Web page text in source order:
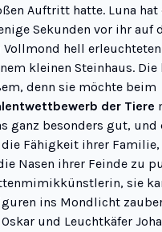
Auftritt hatte. Luna
Sekunden vor ihr auf
Vollmond hell
kleinen Steinhaus.
denn sie möchte beim
der Tiere
ganz besonders gut,
Fähigkeit ihrer
Nasen ihrer Feinde zu
sie
ins Mondlicht
und Leuchtkäfer